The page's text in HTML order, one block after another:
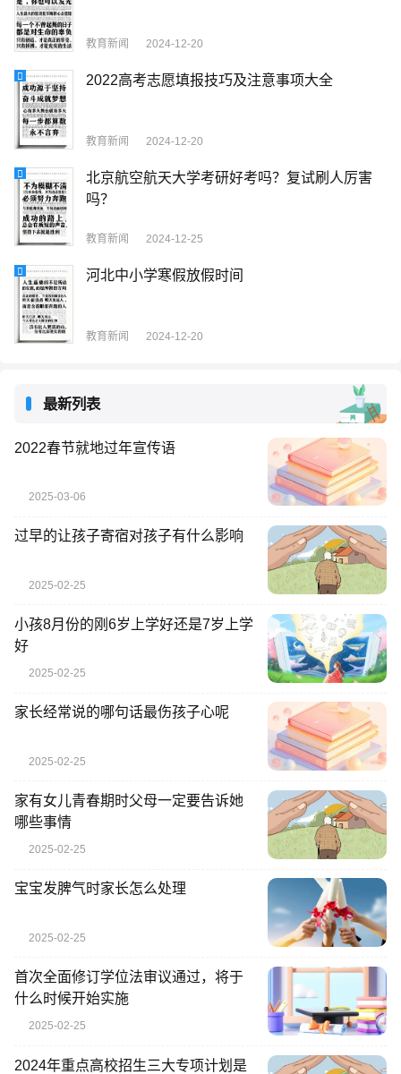
教育新闻 2024-12-20
2022高考志愿填报技巧及注意事项大全
教育新闻 2024-12-20
北京航空航天大学考研好考吗？复试刷人厉害
吗？
教育新闻 2024-12-25
河北中小学寒假放假时间
教育新闻 2024-12-20
最新列表
2022春节就地过年宣传语
2025-03-06
过早的让孩子寄宿对孩子有什么影响
2025-02-25
小孩8月份的刚6岁上学好还是7岁上学
好
2025-02-25
家长经常说的哪句话最伤孩子心呢
2025-02-25
家有女儿青春期时父母一定要告诉她
哪些事情
2025-02-25
宝宝发脾气时家长怎么处理
2025-02-25
首次全面修订学位法审议通过，将于
什么时候开始实施
2025-02-25
2024年重点高校招生三大专项计划是